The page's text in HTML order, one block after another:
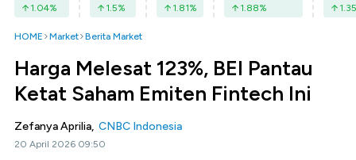
1.04% 1.5% 1.81% 1.88% 1.35
HOME Market Berita Market
Harga Melesat 123%, BEI Pantau
Ketat Saham Emiten Fintech Ini
Zefanya Aprilia, CNBC Indonesia
20 April 2026 09:50